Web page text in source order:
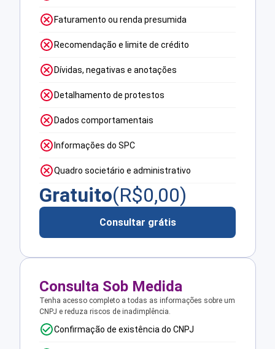
Faturamento ou renda presumida
Recomendação e limite de crédito
Dívidas, negativas e anotações
Detalhamento de protestos
Dados comportamentais
Informações do SPC
Quadro societário e administrativo
Gratuito(R$0,00)
Consultar grátis
Consulta Sob Medida
Tenha acesso completo a todas as informações sobre um
CNPJ e reduza riscos de inadimplência.
Confirmação de existência do CNPJ